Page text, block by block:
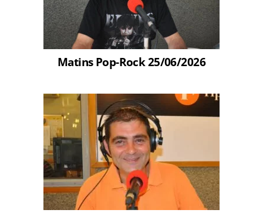
Matins Pop-Rock 25/06/2026